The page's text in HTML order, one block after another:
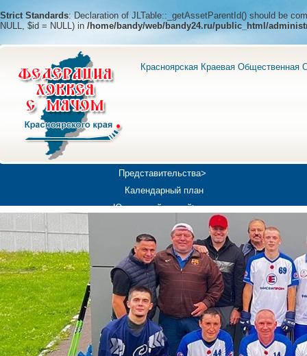
Strict Standards: Declaration of JLTable::_getAssetParentId() should be
NULL, $id = NULL) in /home/bandy/web/bandy24.ru/public_html/
Красноярская Краевая Общественная
Представительства>
Календарный план
Юношеский хоккей>
Медиа>